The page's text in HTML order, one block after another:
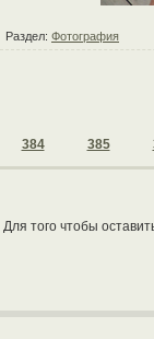
Раздел: Фотография
384 385
Для того чтобы